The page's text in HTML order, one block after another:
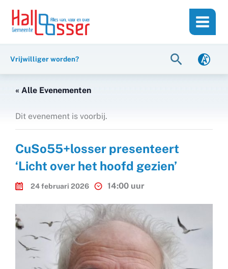
inhoud
naar
Vrijwilliger worden? Zoeken
« Alle Evenementen
Dit evenement is voorbij.
CuSo55+losser presenteert
‘Licht over het hoofd gezien’
24 februari 2026 14:00 uur